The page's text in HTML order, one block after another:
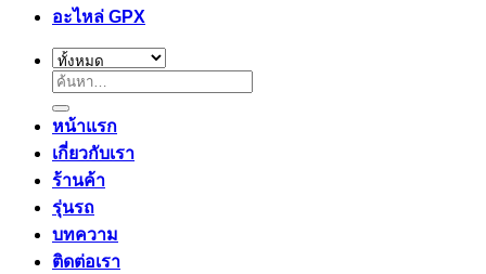
อะไหล่ GPX
ค้นหา:
หน้าแรก
เกี่ยวกับเรา
ร้านค้า
รุ่นรถ
บทความ
ติดต่อเรา